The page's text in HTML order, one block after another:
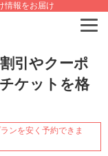
情報をお届け
引やクーポ
ケットを格
ンを安く予約できま